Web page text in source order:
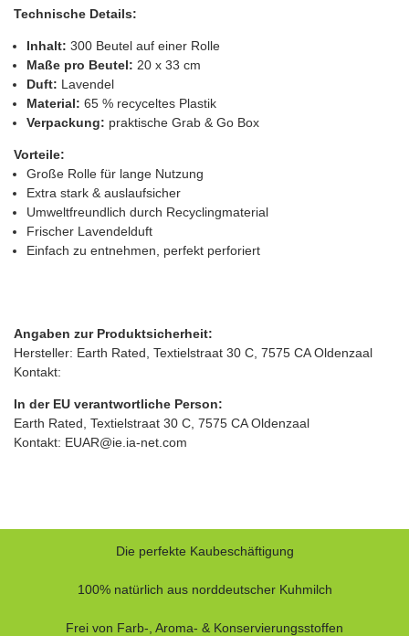
Technische Details:
Inhalt: 300 Beutel auf einer Rolle
Maße pro Beutel: 20 x 33 cm
Duft: Lavendel
Material: 65 % recyceltes Plastik
Verpackung: praktische Grab & Go Box
Vorteile:
Große Rolle für lange Nutzung
Extra stark & auslaufsicher
Umweltfreundlich durch Recyclingmaterial
Frischer Lavendelduft
Einfach zu entnehmen, perfekt perforiert
Angaben zur Produktsicherheit:
Hersteller: Earth Rated, Textielstraat 30 C, 7575 CA Oldenzaal
Kontakt:
In der EU verantwortliche Person:
Earth Rated, Textielstraat 30 C, 7575 CA Oldenzaal
Kontakt: EUAR@ie.ia-net.com
Die perfekte Kaubeschäftigung
100% natürlich aus norddeutscher Kuhmilch
Frei von Farb-, Aroma- & Konservierungsstoffen